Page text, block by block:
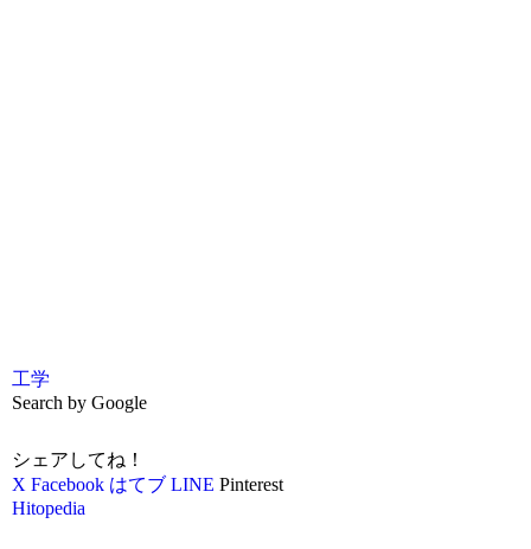
工学
Search by Google
シェアしてね！
X Facebook はてブ LINE Pinterest
Hitopedia